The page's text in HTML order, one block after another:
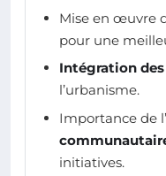
Mise en œuvre
pour une
Intégration
l’urbanisme.
Importance de l’
initiatives.